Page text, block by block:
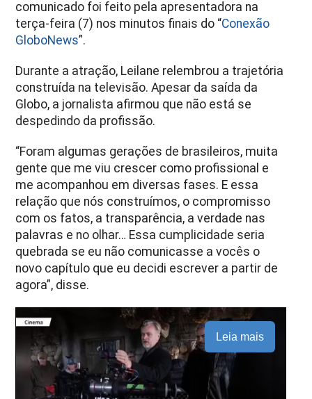
comunicado foi feito pela apresentadora na
terça-feira (7) nos minutos finais do “Conexão
GloboNews”.
Durante a atração, Leilane relembrou a trajetória
construída na televisão. Apesar da saída da
Globo, a jornalista afirmou que não está se
despedindo da profissão.
“Foram algumas gerações de brasileiros, muita
gente que me viu crescer como profissional e
me acompanhou em diversas fases. E essa
relação que nós construímos, o compromisso
com os fatos, a transparência, a verdade nas
palavras e no olhar… Essa cumplicidade seria
quebrada se eu não comunicasse a vocês o
novo capítulo que eu decidi escrever a partir de
agora”, disse.
Leia mais